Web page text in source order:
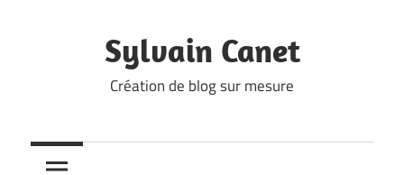
Sylvain Canet
Création de blog sur mesure